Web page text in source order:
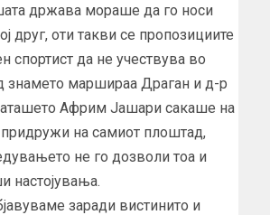
држава мораше да го носи
друг, оти такви се пропозициите
спортист да не учествува во
знамето маршираа Драган и д-р
аташето Африм Јашари сакаше на
на самиот плоштад,
не го дозволи тоа и
настојувања.
заради вистинито и